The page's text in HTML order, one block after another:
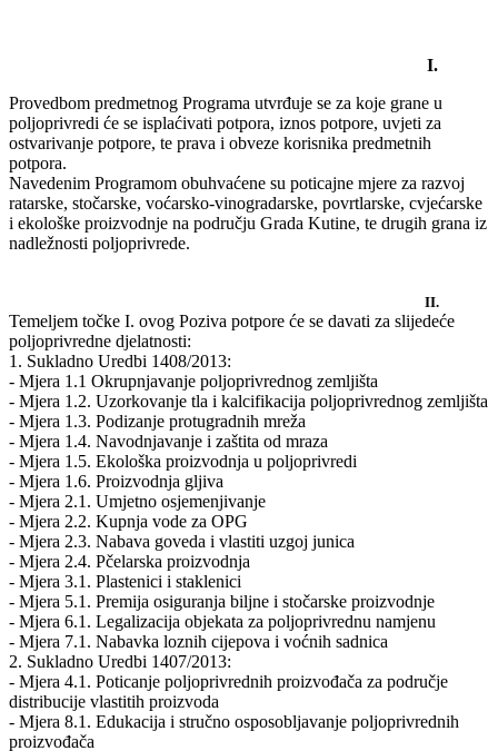
I.
Provedbom predmetnog Programa utvrđuje se za koje grane u
poljoprivredi će se isplaćivati potpora, iznos potpore, uvjeti za
ostvarivanje potpore, te prava i obveze korisnika predmetnih
potpora.
Navedenim Programom obuhvaćene su poticajne mjere za razvoj
ratarske, stočarske, voćarsko-vinogradarske, povrtlarske, cvjećarske
i ekološke proizvodnje na području Grada Kutine, te drugih grana iz
nadležnosti poljoprivrede.
II.
Temeljem točke I. ovog Poziva potpore će se davati za slijedeće
poljoprivredne djelatnosti:
1. Sukladno Uredbi 1408/2013:
- Mjera 1.1 Okrupnjavanje poljoprivrednog zemljišta
- Mjera 1.2. Uzorkovanje tla i kalcifikacija poljoprivrednog zemljišta
- Mjera 1.3. Podizanje protugradnih mreža
- Mjera 1.4. Navodnjavanje i zaštita od mraza
- Mjera 1.5. Ekološka proizvodnja u poljoprivredi
- Mjera 1.6. Proizvodnja gljiva
- Mjera 2.1. Umjetno osjemenjivanje
- Mjera 2.2. Kupnja vode za OPG
- Mjera 2.3. Nabava goveda i vlastiti uzgoj junica
- Mjera 2.4. Pčelarska proizvodnja
- Mjera 3.1. Plastenici i staklenici
- Mjera 5.1. Premija osiguranja biljne i stočarske proizvodnje
- Mjera 6.1. Legalizacija objekata za poljoprivrednu namjenu
- Mjera 7.1. Nabavka loznih cijepova i voćnih sadnica
2. Sukladno Uredbi 1407/2013:
- Mjera 4.1. Poticanje poljoprivrednih proizvođača za područje
distribucije vlastitih proizvoda
- Mjera 8.1. Edukacija i stručno osposobljavanje poljoprivrednih
proizvođača